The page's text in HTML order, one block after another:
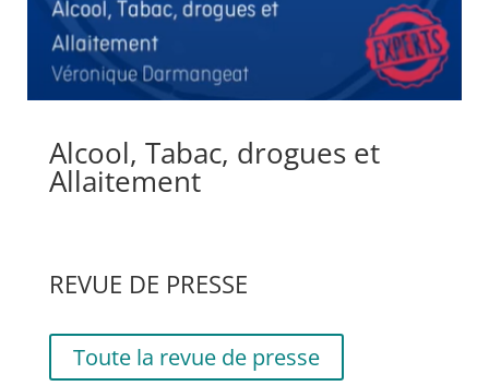
Alcool, Tabac, drogues et
Allaitement
REVUE DE PRESSE
Toute la revue de presse